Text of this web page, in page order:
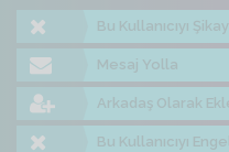
Bu Kullanıcıyı
Mesaj Yolla
Arkadaş Olarak
Bu Kullanıcıyı